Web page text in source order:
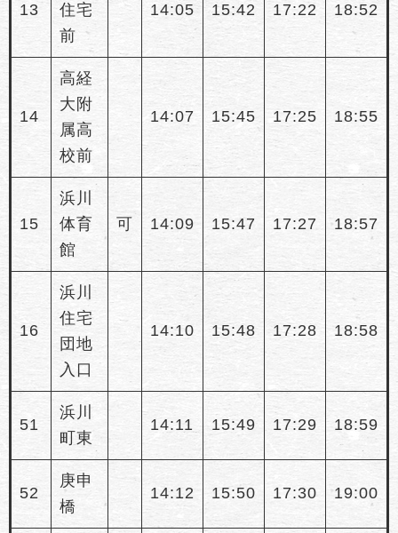
13
住宅
前
14:05 15:42 17:22 18:52
14
高経
大附
属高
校前
14:07 15:45 17:25 18:55
15
浜川
体育
館
可 14:09 15:47 17:27 18:57
16
浜川
住宅
団地
入口
14:10 15:48 17:28 18:58
51
浜川
町東
14:11 15:49 17:29 18:59
52
庚申
橋
14:12 15:50 17:30 19:00